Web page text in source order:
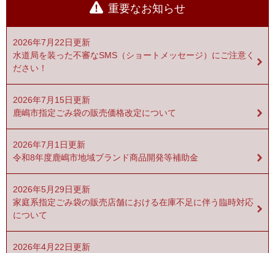
重要なお知らせ
2026年7月22日更新
水道局を装った不審なSMS（ショートメッセージ）にご注意く
ださい！
2026年7月15日更新
鹿嶋市指定ごみ袋の販売価格改定について
2026年7月1日更新
令和8年度鹿嶋市地域ブランド商品開発等補助金
2026年5月29日更新
家庭系指定ごみ袋の販売店舗における在庫不足に伴う臨時対応
について
2026年4月22日更新